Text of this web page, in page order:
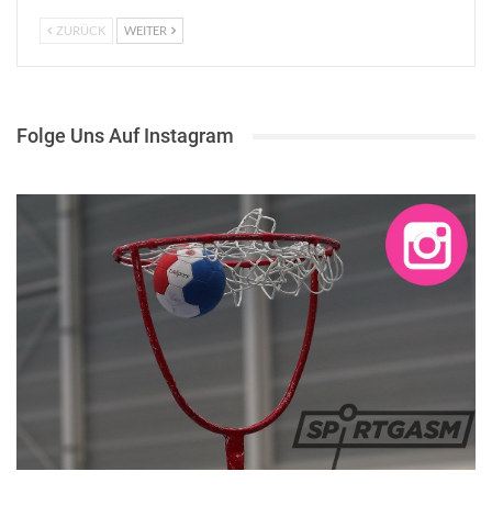
ZURÜCK WEITER
Folge Uns Auf Instagram